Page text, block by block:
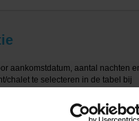
aankomstdatum, aantal nachten
chalet te selecteren in de tabel bij